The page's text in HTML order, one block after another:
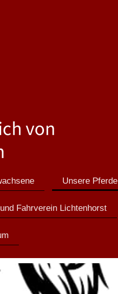
Unsere Pferde
Fahrverein Lichtenhorst